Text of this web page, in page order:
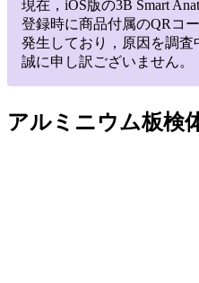
現在，iOS版の3B Smart
登録時に商品付属のQRコ
発生しており，原因を調査
誠に申し訳ございません。
アルミニウム板検